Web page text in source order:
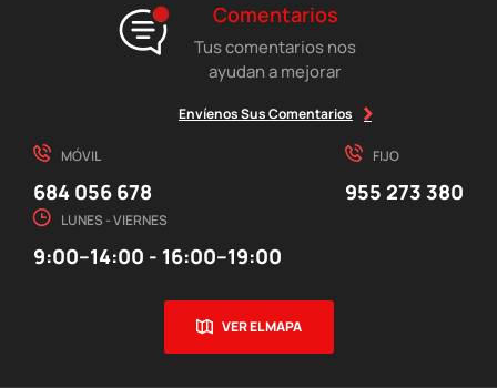
Comentarios
Tus comentarios nos
ayudan a mejorar
Envíenos Sus Comentarios
MÓVIL
684 056 678
FIJO
955 273 380
LUNES - VIERNES
9:00–14:00 - 16:00–19:00
VER EL MAPA